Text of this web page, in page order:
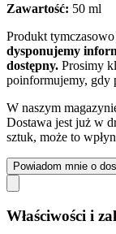
Zawartość: 50 ml
Produkt
dysponujemy
dostępny. Prosimy
poinformujemy, gdy
W naszym
Dostawa jest już w
sztuk, może to
Powiadom mnie o
Właściwości i